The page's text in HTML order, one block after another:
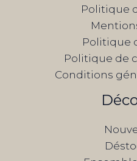
Politique
Politique
Politique de
Conditions